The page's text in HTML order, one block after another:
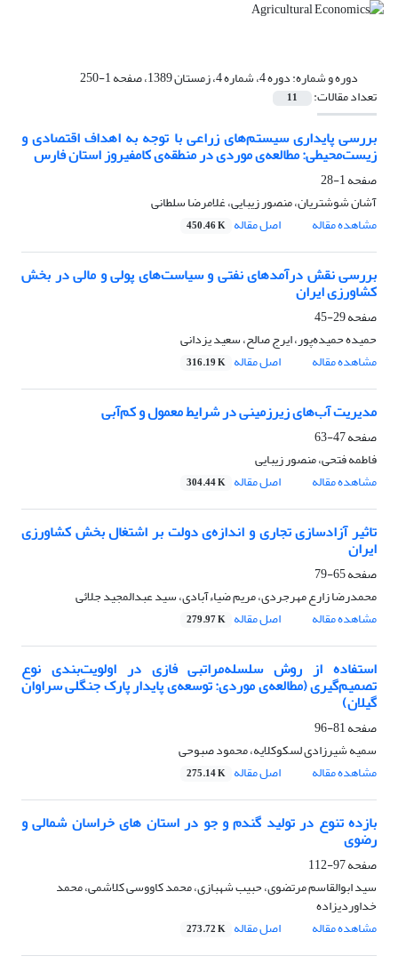
دوره و شماره:دوره 4، شماره 4، زمستان 1389، صفحه 1-250
تعداد مقالات: 11
بررسی پایداری سیستم‌های زراعی با توجه به اهداف اقتصادی و
زیست‌محیطی: مطالعه‌ی موردی در منطقه‌ی کامفیروز استان فارس
صفحه1-28
آشان شوشتریان، منصور زیبایی، غلامرضا سلطانی
مشاهده مقاله
اصل مقاله 450.46 K
بررسی نقش درآمدهای نفتی و سیاست‌های پولی و مالی در بخش
کشاورزی ایران
صفحه29-45
حمیده حمیده‌پور، ایرج صالح، سعید یزدانی
مشاهده مقاله
اصل مقاله 316.19 K
مدیریت آب‌های زیرزمینی در شرایط معمول و کم‌آبی
صفحه47-63
فاطمه فتحی، منصور زیبایی
مشاهده مقاله
اصل مقاله 304.44 K
تاثیر آزادسازی تجاری و اندازه‌ی دولت بر اشتغال بخش کشاورزی
ایران
صفحه65-79
محمدرضا زارع مهرجردی، مریم ضیاءآبادی، سید عبدالمجید جلائی
مشاهده مقاله
اصل مقاله 279.97 K
استفاده از روش سلسله‌مراتبی فازی در اولویت‌بندی نوع
تصمیم‌گیری (مطالعه‌ی موردی: توسعه‌ی پایدار پارک جنگلی سراوان
گیلان)
صفحه81-96
سمیه شیرزادی لسکوکلایه، محمود صبوحی
مشاهده مقاله
اصل مقاله 275.14 K
بازده تنوع در تولید گندم و جو در استان های خراسان شمالی و
رضوی
صفحه97-112
سید ابوالقاسم مرتضوی، حبیب شهبازی، محمد کاووسی کلاشمی، محمد
خداوردیزاده
مشاهده مقاله
اصل مقاله 273.72 K